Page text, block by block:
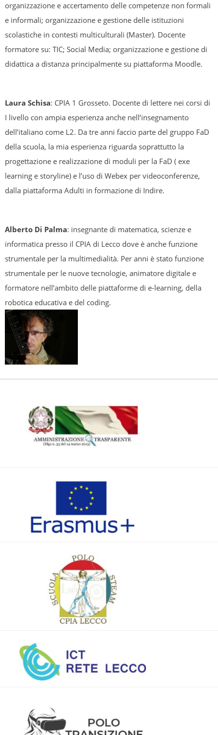
organizzazione e accertamento delle competenze non formali
e informali; organizzazione e gestione delle istituzioni
scolastiche in contesti multiculturali (Master). Docente
formatore su: TIC; Social Media; organizzazione e gestione di
didattica a distanza principalmente su piattaforma Moodle.
Laura Schisa: CPIA 1 Grosseto. Docente di lettere nei corsi di
I livello con ampia esperienza anche nell’insegnamento
dell’italiano come L2. Da tre anni faccio parte del gruppo FaD
della scuola, la mia esperienza riguarda soprattutto la
progettazione e realizzazione di moduli per la FaD ( exe
learning e storyline) e l’uso di Webex per videoconferenze,
dalla piattaforma Adulti in formazione di Indire.
Alberto Di Palma: insegnante di matematica, scienze e
informatica presso il CPIA di Lecco dove è anche funzione
strumentale per la multimedialità. Per anni è stato funzione
strumentale per le nuove tecnologie, animatore digitale e
formatore nell’ambito delle piattaforme di e-learning, della
robotica educativa e del coding.